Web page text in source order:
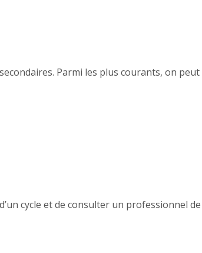
Parmi les plus courants, on peut
cycle et de consulter un professionnel de